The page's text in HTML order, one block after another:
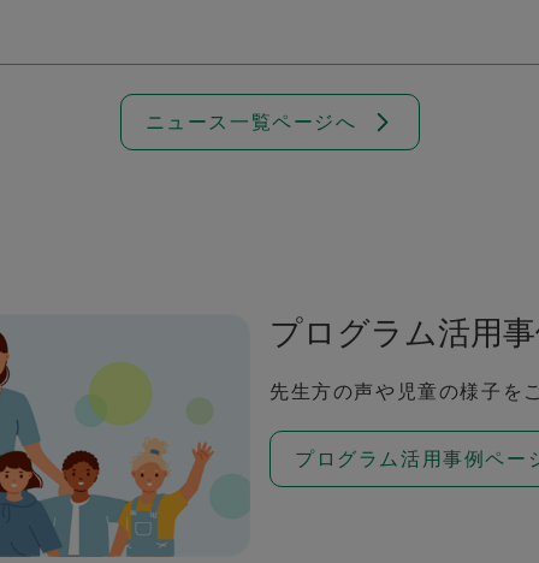
ニュース一覧ページへ
プログラム活用事
先生方の声や児童の様子を
プログラム活用事例ペー